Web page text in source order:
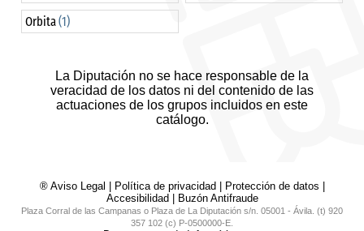
Orbita(1)
La Diputación no se hace responsable de la
veracidad de los datos ni del contenido de las
actuaciones de los grupos incluidos en este
catálogo.
® Aviso Legal Política de privacidad Protección de datos
Accesibilidad
Buzón Antifraude
Plaza Corral de las Campanas o Plaza de La Diputación s/n. 05001 - Ávila. (t) 920
357 102 (c) P-0500000-E.